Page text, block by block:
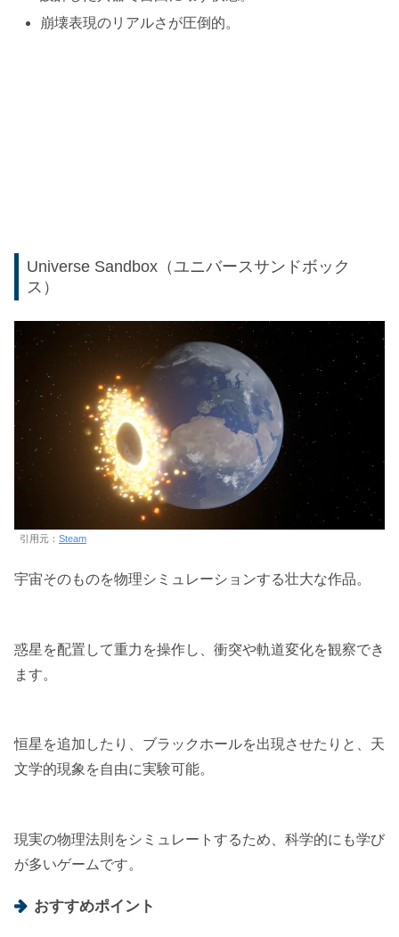
崩壊表現のリアルさが圧倒的。
Universe Sandbox（ユニバースサンドボック
ス）
引用元： Steam
宇宙そのものを物理シミュレーションする壮大な作品。
惑星を配置して重力を操作し、衝突や軌道変化を観察でき
ます。
恒星を追加したり、ブラックホールを出現させたりと、天
文学的現象を自由に実験可能。
現実の物理法則をシミュレートするため、科学的にも学び
が多いゲームです。
おすすめポイント